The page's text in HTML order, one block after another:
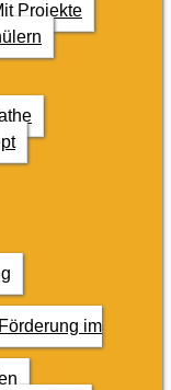
Projekte
im